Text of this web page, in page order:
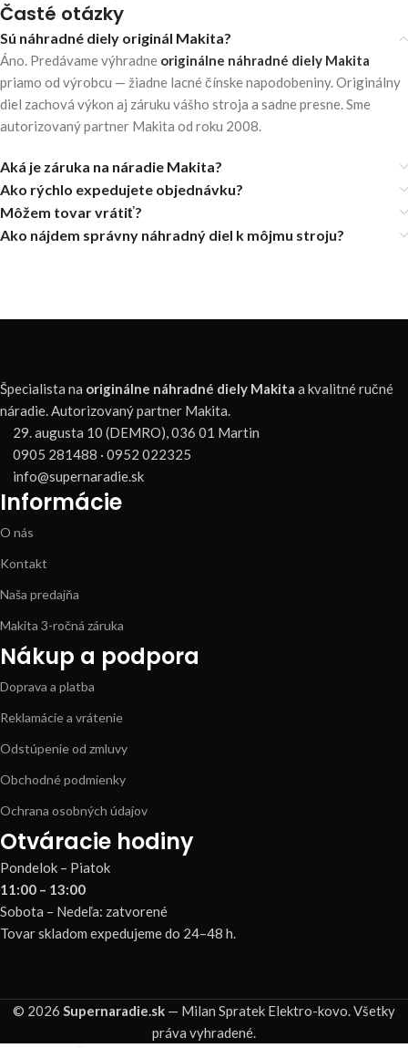
Časté otázky
Sú náhradné diely originál Makita?
Áno. Predávame výhradne originálne náhradné diely Makita
priamo od výrobcu — žiadne lacné čínske napodobeniny. Originálny
diel zachová výkon aj záruku vášho stroja a sadne presne. Sme
autorizovaný partner Makita od roku 2008.
Aká je záruka na náradie Makita?
Ako rýchlo expedujete objednávku?
Môžem tovar vrátiť?
Ako nájdem správny náhradný diel k môjmu stroju?
Špecialista na originálne náhradné diely Makita a kvalitné ručné
náradie. Autorizovaný partner Makita.
29. augusta 10 (DEMRO), 036 01 Martin
0905 281488 · 0952 022325
info@supernaradie.sk
Informácie
O nás
Kontakt
Naša predajňa
Makita 3-ročná záruka
Nákup a podpora
Doprava a platba
Reklamácie a vrátenie
Odstúpenie od zmluvy
Obchodné podmienky
Ochrana osobných údajov
Otváracie hodiny
Pondelok – Piatok
11:00 – 13:00
Sobota – Nedeľa: zatvorené
Tovar skladom expedujeme do 24–48 h.
© 2026 Supernaradie.sk — Milan Spratek Elektro-kovo. Všetky
práva vyhradené.